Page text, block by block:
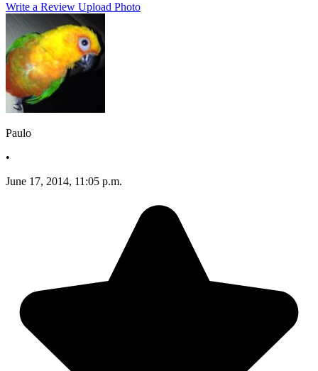
Write a Review Upload Photo
Paulo
•
June 17, 2014, 11:05 p.m.